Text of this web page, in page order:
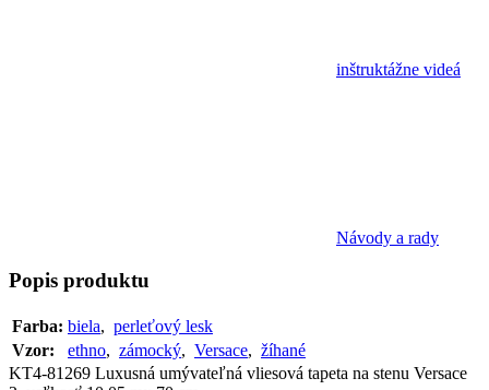
inštruktážne videá
Návody a rady
Popis produktu
Farba: biela, perleťový lesk
Vzor:
ethno, zámocký, Versace, žíhané
KT4-81269 Luxusná umývateľná vliesová tapeta na stenu Versace